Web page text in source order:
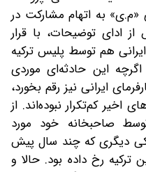
«م.ی» به اتهام مشارکت در
ادای توضیحات، با قرار
هم توسط پلیس ترکیه
اگرچه این حادثه‌ای موردی
ایرانی نیز رقم بخورد،
اخیر کم‌تکرار نبوده‌اند. از
که در سال 1400 توسط صاحبخانه خود مورد
دیگری که چند سال پیش
ترکیه رخ داده بود. حالا و